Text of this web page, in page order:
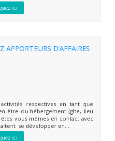
ici
APPORTEURS D’AFFAIRES
respectives en tant que
être ou hébergement (gîte, lieu
vous mêmes en contact avec
se développer en...
ici